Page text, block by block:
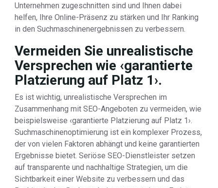
Unternehmen zugeschnitten sind und Ihnen dabei
helfen, Ihre Online-Präsenz zu stärken und Ihr Ranking
in den Suchmaschinenergebnissen zu verbessern.
Vermeiden Sie unrealistische
Versprechen wie ‹garantierte
Platzierung auf Platz 1›.
Es ist wichtig, unrealistische Versprechen im
Zusammenhang mit SEO-Angeboten zu vermeiden, wie
beispielsweise ‹garantierte Platzierung auf Platz 1›.
Suchmaschinenoptimierung ist ein komplexer Prozess,
der von vielen Faktoren abhängt und keine garantierten
Ergebnisse bietet. Seriöse SEO-Dienstleister setzen
auf transparente und nachhaltige Strategien, um die
Sichtbarkeit einer Website zu verbessern und das